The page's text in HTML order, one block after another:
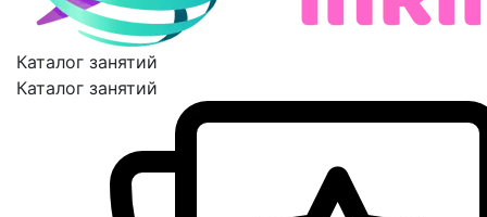
Каталог занятий
Каталог занятий